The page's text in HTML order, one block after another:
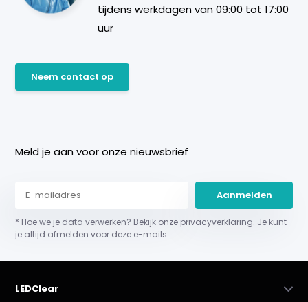
tijdens werkdagen van 09:00 tot 17:00
uur
Neem contact op
Meld je aan voor onze nieuwsbrief
Aanmelden
* Hoe we je data verwerken? Bekijk onze privacyverklaring. Je kunt
je altijd afmelden voor deze e-mails.
LEDClear